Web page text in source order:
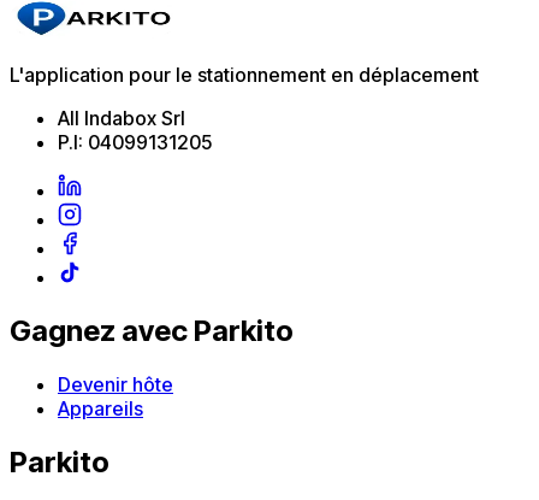
L'application pour le stationnement en déplacement
All Indabox Srl
P.I: 04099131205
Gagnez avec Parkito
Devenir hôte
Appareils
Parkito